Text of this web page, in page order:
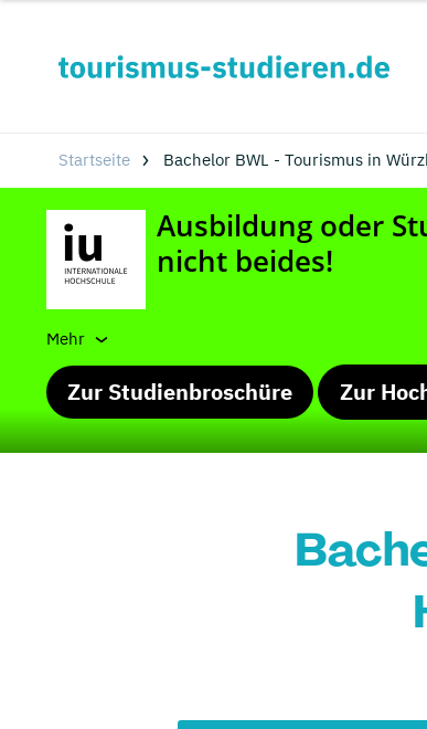
Startseite Bachelor BWL - Tourismus in
Mehr
Zur Studienbroschüre Zur